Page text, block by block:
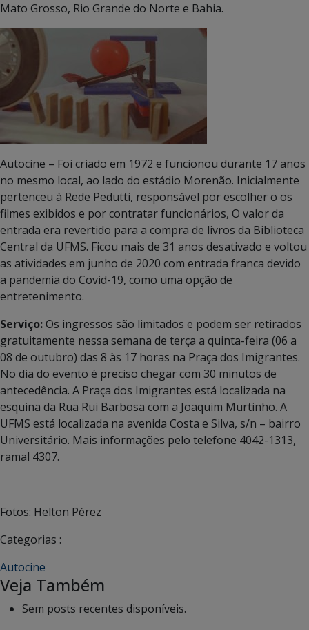
Mato Grosso, Rio Grande do Norte e Bahia.
Autocine – Foi criado em 1972 e funcionou durante 17 anos
no mesmo local, ao lado do estádio Morenão. Inicialmente
pertenceu à Rede Pedutti, responsável por escolher o os
filmes exibidos e por contratar funcionários, O valor da
entrada era revertido para a compra de livros da Biblioteca
Central da UFMS. Ficou mais de 31 anos desativado e voltou
as atividades em junho de 2020 com entrada franca devido
a pandemia do Covid-19, como uma opção de
entretenimento.
Serviço:Os ingressos são limitados e podem ser retirados
gratuitamente nessa semana de terça a quinta-feira (06 a
08 de outubro) das 8 às 17 horas na Praça dos Imigrantes.
No dia do evento é preciso chegar com 30 minutos de
antecedência. A Praça dos Imigrantes está localizada na
esquina da Rua Rui Barbosa com a Joaquim Murtinho. A
UFMS está localizada na avenida Costa e Silva, s/n – bairro
Universitário. Mais informações pelo telefone 4042-1313,
ramal 4307.
Fotos: Helton Pérez
Categorias :
Autocine
Veja Também
Sem posts recentes disponíveis.